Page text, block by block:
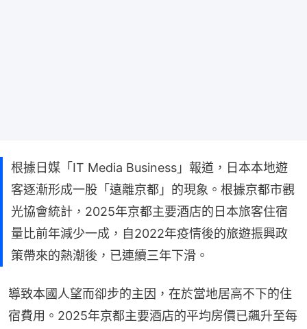
根據日媒「IT Media Business」報道，日本本地遊
客逐漸形成一股「遠離京都」的現象。根據京都市觀
光協會統計，2025年京都主要酒店的日本旅客住宿
量比前年減少一成，自2022年疫情後的旅遊振興政
策帶來的熱潮後，已連續三年下滑。
導致本國人望而卻步的主因，在於當地居高不下的住
宿費用。2025年京都主要酒店的平均房價已飆升至每